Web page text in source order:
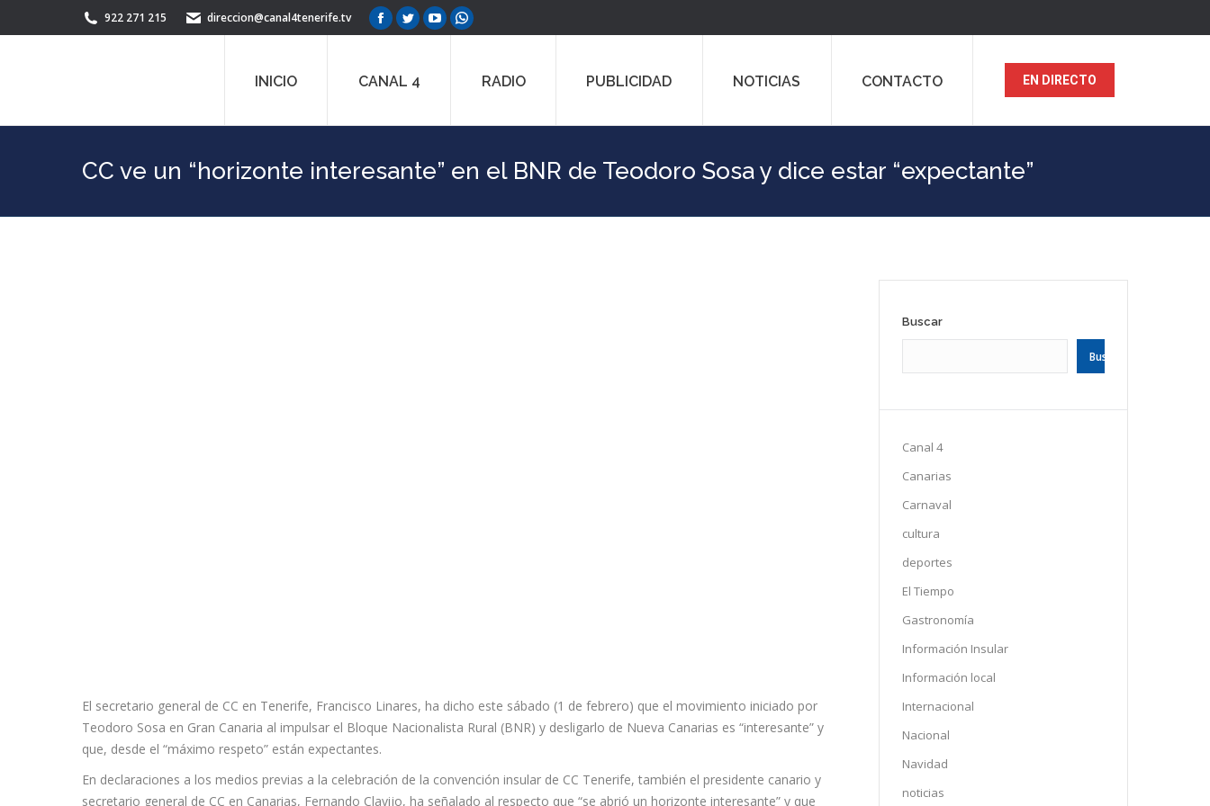
922 271 215 direccion@canal4tenerife.tv
Facebook
opens
new
Twitter
opens
new
YouTube
new
Whatsapp
opens
new
INICIO CANAL 4 RADIO PUBLICIDAD NOTICIAS CONTACTO EN DIRECTO
CC ve un “horizonte interesante” en el BNR de Teodoro Sosa y dice estar “expectante”
El secretario general de CC en Tenerife, Francisco Linares, ha dicho este sábado (1 de febrero) que el movimiento iniciado por
Teodoro Sosa en Gran Canaria al impulsar el Bloque Nacionalista Rural (BNR) y desligarlo de Nueva Canarias es “interesante” y
que, desde el “máximo respeto” están expectantes.
En declaraciones a los medios previas a la celebración de la convención insular de CC Tenerife, también el presidente canario y
secretario general de CC en Canarias, Fernando Clavijo, ha señalado al respecto que “se abrió un horizonte interesante” y que
Buscar
Buscar
Canal 4
Canarias
Carnaval
cultura
deportes
El Tiempo
Gastronomía
Información Insular
Información local
Internacional
Nacional
Navidad
noticias